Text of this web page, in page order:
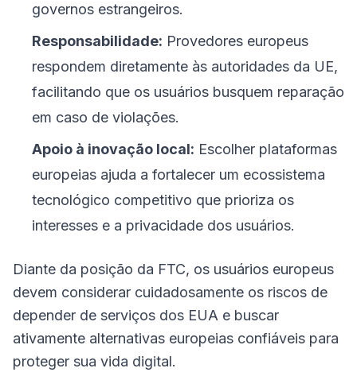
governos estrangeiros.
Responsabilidade: Provedores europeus
respondem diretamente às autoridades da UE,
facilitando que os usuários busquem reparação
em caso de violações.
Apoio à inovação local: Escolher plataformas
europeias ajuda a fortalecer um ecossistema
tecnológico competitivo que prioriza os
interesses e a privacidade dos usuários.
Diante da posição da FTC, os usuários europeus
devem considerar cuidadosamente os riscos de
depender de serviços dos EUA e buscar
ativamente alternativas europeias confiáveis para
proteger sua vida digital.